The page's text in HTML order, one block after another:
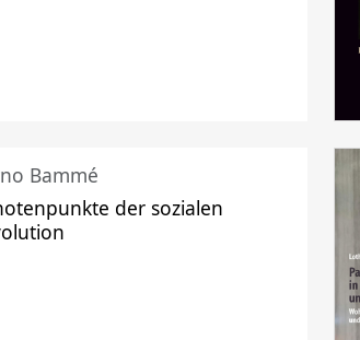
Bammé
der sozialen